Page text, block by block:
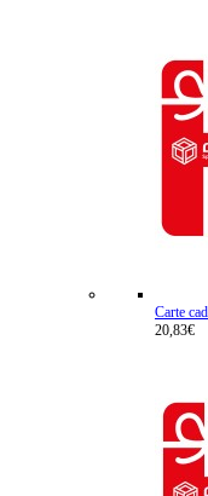
Carte
20,83€